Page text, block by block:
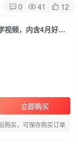
0 41 12
AI复刻颜值素材教学，某大佬5月最新AI美女教学视频，内含4月好物复刻教学
立即购买
购买，可保存购买订单